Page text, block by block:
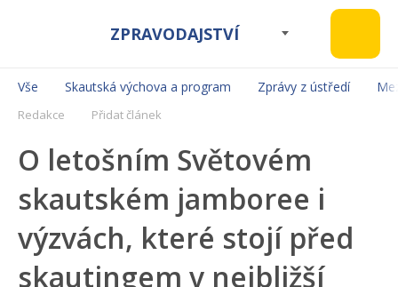
ZPRAVODAJSTVÍ
Vše Skautská výchova a program Zprávy z ústředí
Redakce Přidat článek
O letošním Světovém
skautském jamboree i
výzvách, které stojí před
skautingem v nejbližší